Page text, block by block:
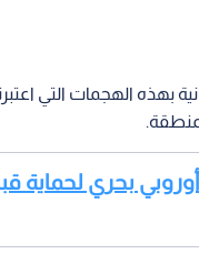
بهذه الهجمات التي
أوروبي بحري